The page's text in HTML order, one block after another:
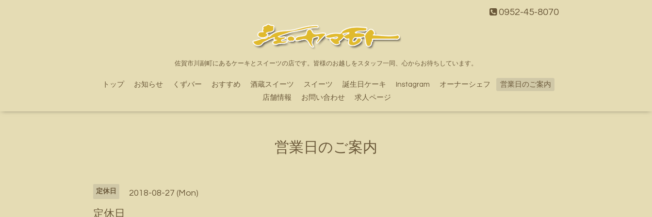
0952-45-8070
佐賀市川副町にあるケーキとスイーツの店です。皆様のお越しをスタッフ一同、心からお待ちしています。
トップ お知らせ くずバー おすすめ 酒蔵スイーツ スイーツ 誕生日ケーキ Instagram オーナーシェフ
営業日のご案内
店舗情報
お問い合わせ 求人ページ
営業日のご案内
定休日 2018-08-27 (Mon)
定休日